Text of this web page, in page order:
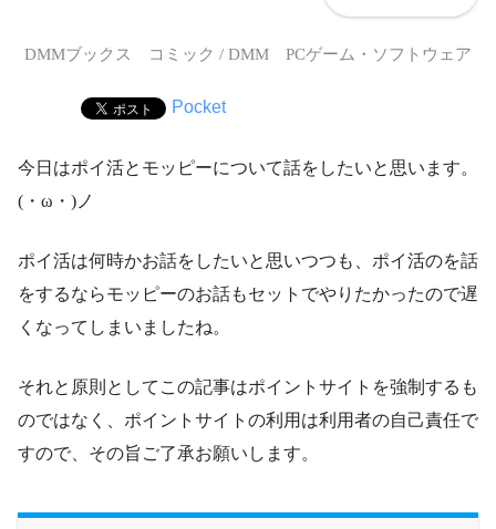
DMMブックス コミック / DMM PCゲーム・ソフトウェア
Pocket
今日はポイ活とモッピーについて話をしたいと思います。
(・ω・)ノ
ポイ活は何時かお話をしたいと思いつつも、ポイ活のを話
をするならモッピーのお話もセットでやりたかったので遅
くなってしまいましたね。
それと原則としてこの記事はポイントサイトを強制するも
のではなく、ポイントサイトの利用は利用者の自己責任で
すので、その旨ご了承お願いします。